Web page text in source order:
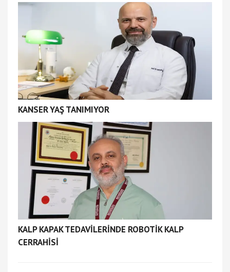
KANSER YAŞ TANIMIYOR
KALP KAPAK TEDAVİLERİNDE ROBOTİK KALP
CERRAHİSİ